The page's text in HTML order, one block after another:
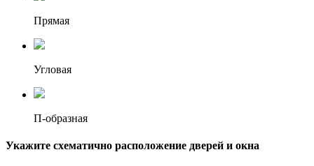
Прямая
Угловая
П-образная
Укажите схематично расположение дверей и окна